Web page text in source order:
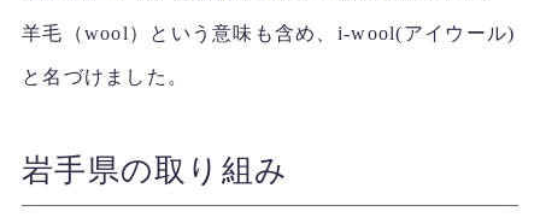
羊毛（wool）という意味も含め、i-wool(アイウール)
と名づけました。
岩手県の取り組み